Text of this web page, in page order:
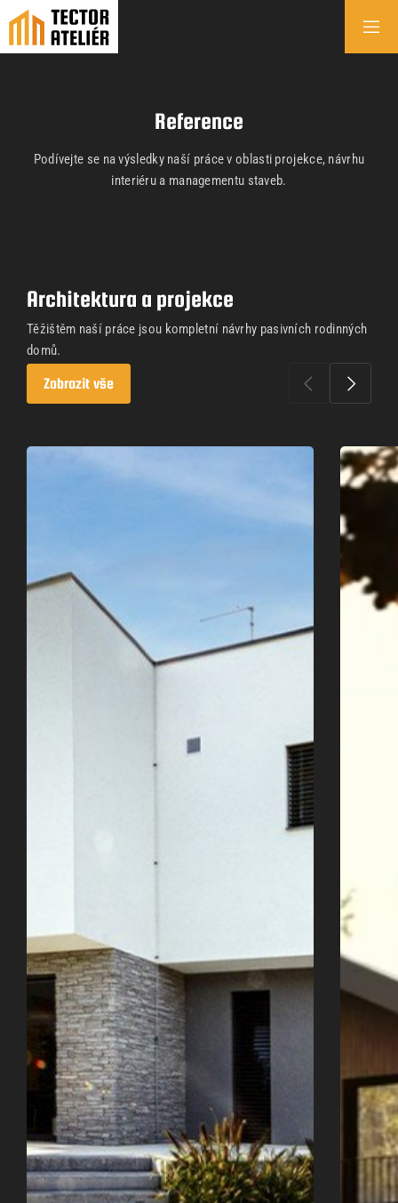
Reference
Podívejte se na výsledky naší práce v oblasti projekce, návrhu
interiéru a managementu staveb.
Architektura a projekce
Těžištěm naší práce jsou kompletní návrhy pasivních rodinných
domů.
Zobrazit vše